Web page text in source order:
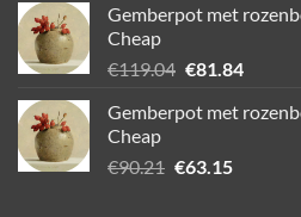
Gemberpot met
Cheap
€119.04
was:
€81.84Huidige
is:
Gemberpot met
Cheap
€90.21 Oorspronkelijke
€63.15Huidige